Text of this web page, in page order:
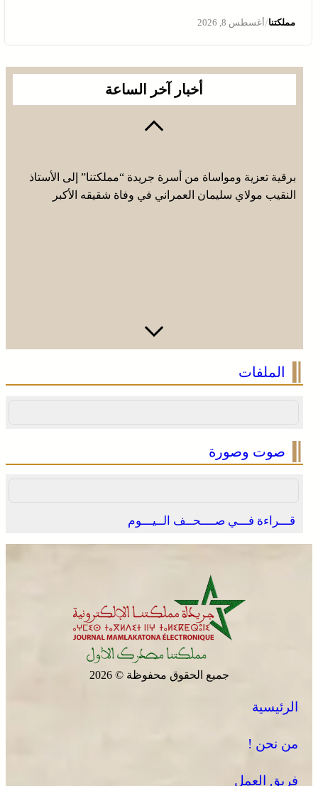
مملكتنا/أغسطس 8, 2026
أخبار آخر الساعة
برقية تعزية ومواساة من أسرة جريدة “مملكتنا” إلى الأستاذ
النقيب مولاي سليمان العمراني في وفاة شقيقه الأكبر
الملفات
صوت وصورة
قـــراءة فـــي صــــحــف الــيـــوم
جميع الحقوق محفوظة © 2026
الرئيسية
من نحن !
فريق العمل